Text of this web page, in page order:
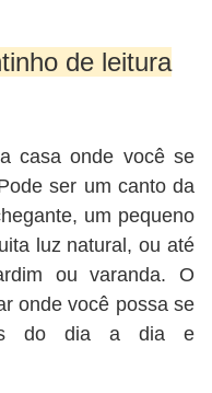
de leitura
casa onde você se
ser um canto da
um pequeno
luz natural, ou até
ou varanda. O
onde você possa se
do dia a dia e